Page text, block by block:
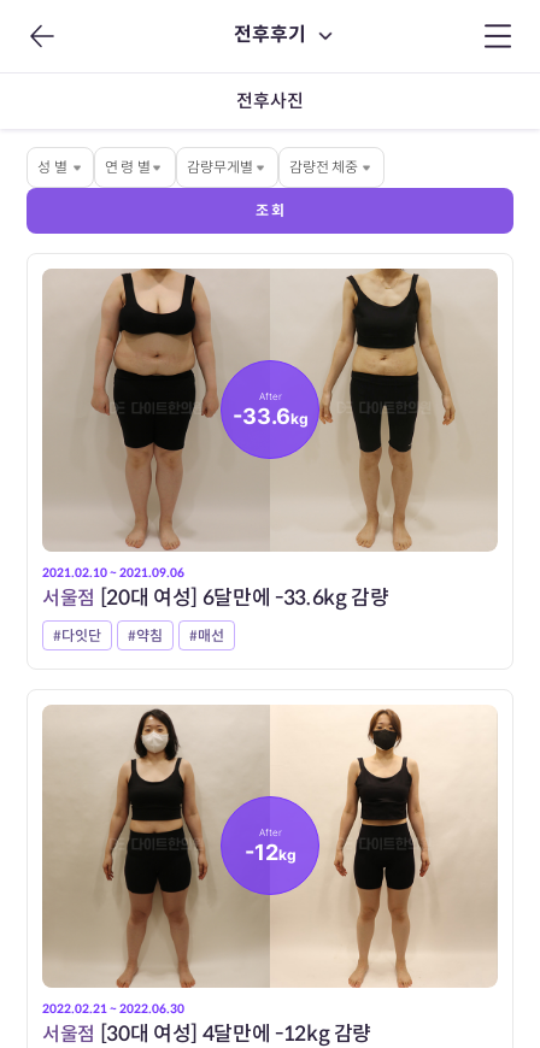
전후후기
전후사진
성 별 연 령 별 감량무게별 감량전 체중
조 회
After
-33.6kg
2021.02.10 ~ 2021.09.06
서울점 [20대 여성] 6달만에 -33.6kg 감량
#다잇단 #약침 #매선
After
-12kg
2022.02.21 ~ 2022.06.30
서울점 [30대 여성] 4달만에 -12kg 감량